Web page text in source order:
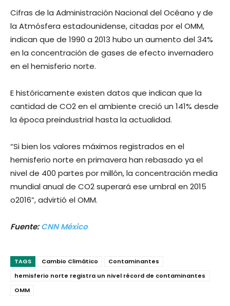
Cifras de la Administración Nacional del Océano y de
la Atmósfera estadounidense, citadas por el OMM,
indican que de 1990 a 2013 hubo un aumento del 34%
en la concentración de gases de efecto invernadero
en el hemisferio norte.
E históricamente existen datos que indican que la
cantidad de CO2 en el ambiente creció un 141% desde
la época preindustrial hasta la actualidad.
“Si bien los valores máximos registrados en el
hemisferio norte en primavera han rebasado ya el
nivel de 400 partes por millón, la concentración media
mundial anual de CO2 superará ese umbral en 2015
o2016”, advirtió el OMM.
Fuente:CNN México
TAGS Cambio Climático
Contaminantes
hemisferio norte registra un nivel récord de contaminantes
OMM